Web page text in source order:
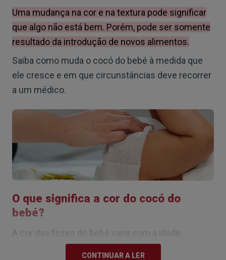
Uma mudança na cor e na textura pode significar
que algo não está bem. Porém, pode ser somente
resultado da introdução de novos alimentos.
Saiba como muda o cocó do bebé à medida que
ele cresce e em que circunstâncias deve recorrer
a um médico.
O que significa a cor do cocó do
bebé?
A cor das fezes do bebé varia com a idade,
alimentação e medicação. Por isso, é preciso
CONTINUAR A LER